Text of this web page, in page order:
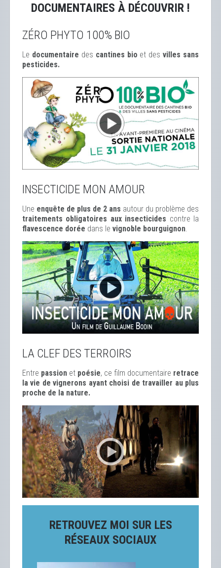
DOCUMENTAIRES À DÉCOUVRIR !
ZÉRO PHYTO 100% BIO
Le documentaire des cantines bio et desvilles sans
pesticides.
INSECTICIDE MON AMOUR
Une enquête de plus de 2 ans autour du problème des
traitements obligatoires aux insecticides contre la
flavescence dorée dans le vignoble bourguignon.
LA CLEF DES TERROIRS
Entre passion et poésie, ce film documentaire retrace
la vie de vignerons ayant choisi de travailler au plus
proche de la nature.
RETROUVEZ MOI SUR LES
RÉSEAUX SOCIAUX